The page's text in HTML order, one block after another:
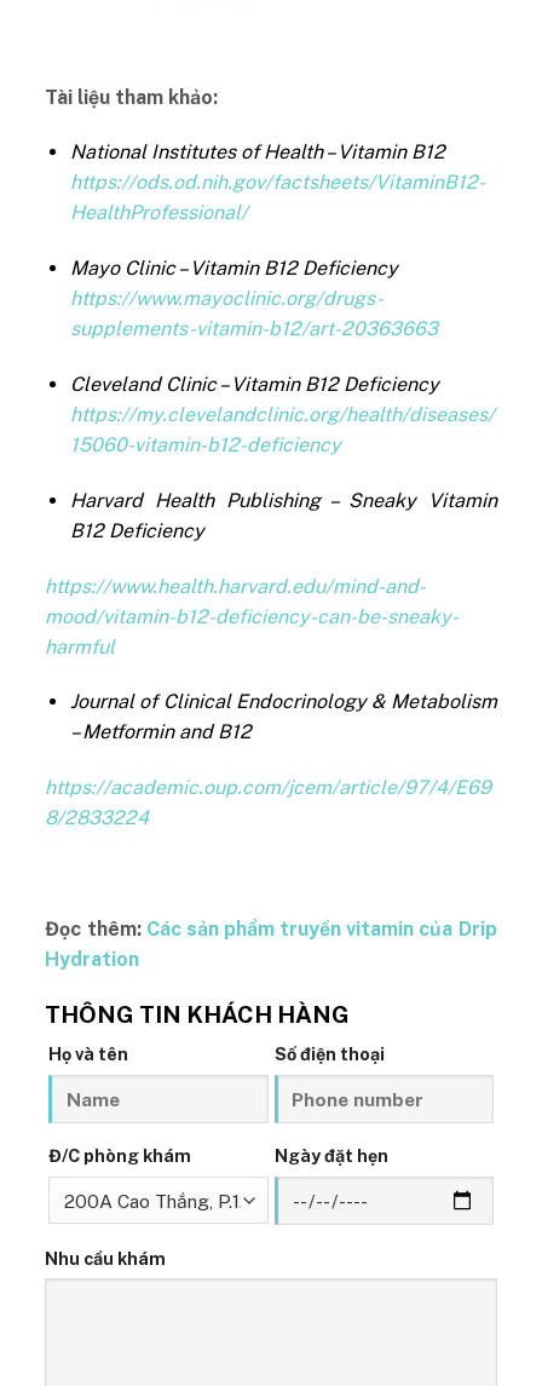
Tài liệu tham khảo:
National Institutes of Health – Vitamin B12
https://ods.od.nih.gov/factsheets/VitaminB12-
HealthProfessional/
Mayo Clinic – Vitamin B12 Deficiency
https://www.mayoclinic.org/drugs-
supplements-vitamin-b12/art-20363663
Cleveland Clinic – Vitamin B12 Deficiency
https://my.clevelandclinic.org/health/diseases/
15060-vitamin-b12-deficiency
Harvard Health Publishing – Sneaky Vitamin
B12 Deficiency
https://www.health.harvard.edu/mind-and-
mood/vitamin-b12-deficiency-can-be-sneaky-
harmful
Journal of Clinical Endocrinology & Metabolism
– Metformin and B12
https://academic.oup.com/jcem/article/97/4/E69
8/2833224
Đọc thêm: Các sản phẩm truyền vitamin của Drip
Hydration
THÔNG TIN KHÁCH HÀNG
Họ và tên Số điện thoại
Đ/C phòng khám Ngày đặt hẹn
Nhu cầu khám